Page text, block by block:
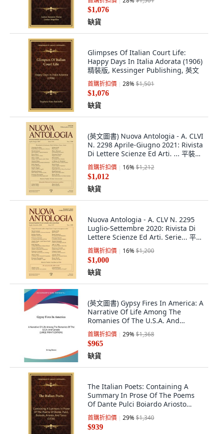
$1,076
缺貨
Glimpses Of Italian Court Life:
Happy Days In Italia Adorata (1906)
精裝版, Kessinger Publishing, 英文
首購折扣價 28%$1,501
$1,076
缺貨
(英文圖書) Nuova Antologia - A. CLVI
N. 2298 Aprile-Giugno 2021: Rivista
Di Lettere Scienze Ed Arti. ... 平裝
版, Edizioni Polistampa, 英文
首購折扣價 16%$1,212
$1,012
缺貨
Nuova Antologia - A. CLV N. 2295
Luglio-Settembre 2020: Rivista Di
Lettere Scienze Ed Arti. Serie... 平裝
版, Edizioni Polistampa, 英文
首購折扣價 16%$1,200
$1,000
缺貨
(英文圖書) Gypsy Fires In America: A
Narrative Of Life Among The
Romanies Of The U.S.A. And
Canada (LARG... 精裝版, Kessinger
Publishing, 英文
首購折扣價 29%$1,368
$965
缺貨
The Italian Poets: Containing A
Summary In Prose Of The Poems
Of Dante Pulci Boiardo Ariosto
And... 精裝版, Kessinger
Publishing, 英文
首購折扣價 29%$1,340
$939